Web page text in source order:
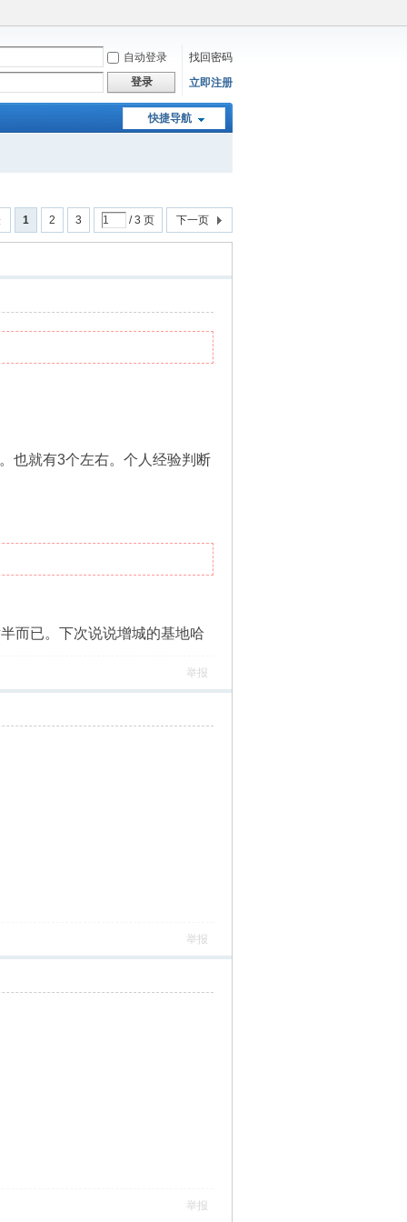
自动登录
找回密码
登录
立即注册
快捷导航
1 2 3 / 3 页 下一页
也就有3个左右。个人经验判断
而已。下次说说增城的基地哈
举报
举报
举报